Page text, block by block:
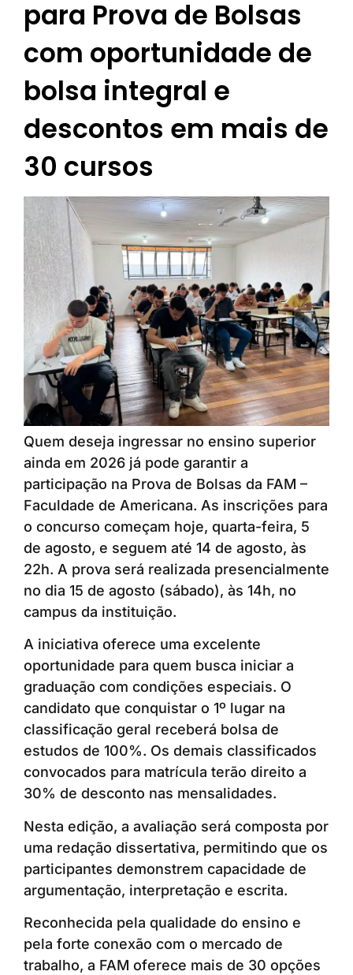
para Prova de Bolsas
com oportunidade de
bolsa integral e
descontos em mais de
30 cursos
Quem deseja ingressar no ensino superior
ainda em 2026 já pode garantir a
participação na Prova de Bolsas da FAM –
Faculdade de Americana. As inscrições para
o concurso começam hoje, quarta-feira, 5
de agosto, e seguem até 14 de agosto, às
22h. A prova será realizada presencialmente
no dia 15 de agosto (sábado), às 14h, no
campus da instituição.
A iniciativa oferece uma excelente
oportunidade para quem busca iniciar a
graduação com condições especiais. O
candidato que conquistar o 1º lugar na
classificação geral receberá bolsa de
estudos de 100%. Os demais classificados
convocados para matrícula terão direito a
30% de desconto nas mensalidades.
Nesta edição, a avaliação será composta por
uma redação dissertativa, permitindo que os
participantes demonstrem capacidade de
argumentação, interpretação e escrita.
Reconhecida pela qualidade do ensino e
pela forte conexão com o mercado de
trabalho, a FAM oferece mais de 30 opções